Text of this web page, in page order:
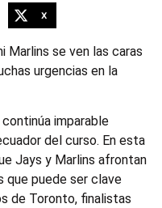
X
Marlins se ven las caras
urgencias en la
imparable
del curso. En esta
Jays y Marlins afrontan
que puede ser clave
de Toronto, finalistas